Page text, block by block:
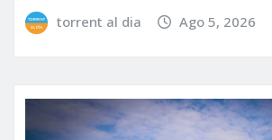
torrent al dia Ago 5, 2026